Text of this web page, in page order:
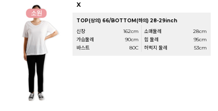
X
TOP(상의) 66/BOTTOM(하의) 28-29inch
신장
162cm
가슴둘레
90cm
바스트
80C
소매둘레
28cm
힙 둘레
95cm
허벅지 둘레
53cm